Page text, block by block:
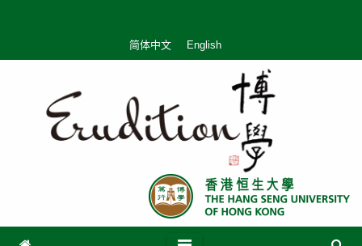
简体中文 English